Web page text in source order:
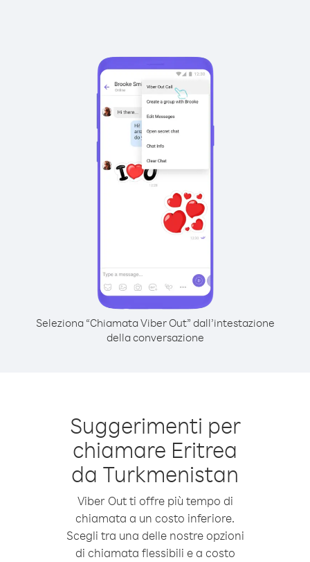
Seleziona “Chiamata Viber Out” dall’intestazione
della conversazione
Suggerimenti per
chiamare Eritrea
da Turkmenistan
Viber Out ti offre più tempo di
chiamata a un costo inferiore.
Scegli tra una delle nostre opzioni
di chiamata flessibili e a costo